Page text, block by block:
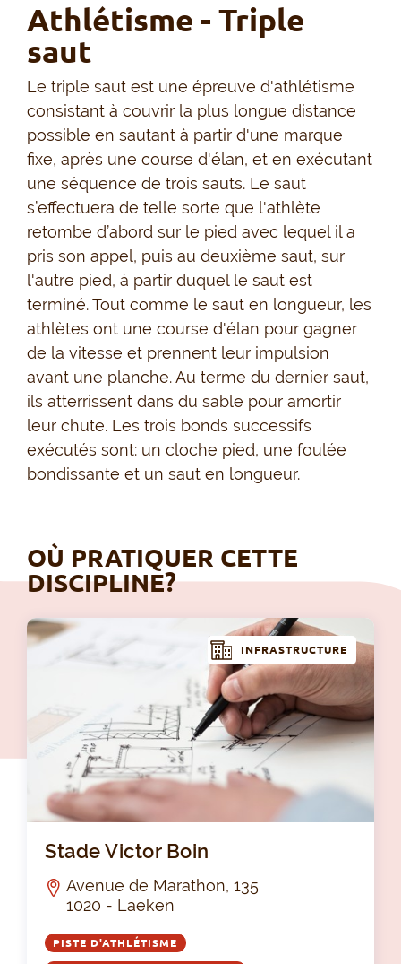
Athlétisme - Triple
saut
Le triple saut est une épreuve d'athlétisme
consistant à couvrir la plus longue distance
possible en sautant à partir d'une marque
fixe, après une course d'élan, et en exécutant
une séquence de trois sauts. Le saut
s’effectuera de telle sorte que l'athlète
retombe d’abord sur le pied avec lequel il a
pris son appel, puis au deuxième saut, sur
l'autre pied, à partir duquel le saut est
terminé. Tout comme le saut en longueur, les
athlètes ont une course d'élan pour gagner
de la vitesse et prennent leur impulsion
avant une planche. Au terme du dernier saut,
ils atterrissent dans du sable pour amortir
leur chute. Les trois bonds successifs
exécutés sont: un cloche pied, une foulée
bondissante et un saut en longueur.
OÙ PRATIQUER CETTE
DISCIPLINE?
INFRASTRUCTURE
Stade Victor Boin
Avenue de Marathon, 135
1020 - Laeken
PISTE D'ATHLÉTISME